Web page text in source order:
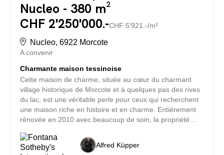
Nucleo - 380 m²
CHF 2'250'000.-CHF 5'921.-/m²
Nucleo, 6922 Morcote
A convenir
Charmante maison tessinoise
Cette maison de charme, située au cœur du charmant
village historique de Morcote et à quelques pas des rives
du lac, est une véritable perle pour ceux qui recherchent
une maison riche en histoire et en charme. Entièrement
rénovée en 2010 avec beaucoup de soin, la propriété
originales avec les plus modernes conforts. Située au
calme du village, la maison bénéficie d’une situation
Alfred Küpper